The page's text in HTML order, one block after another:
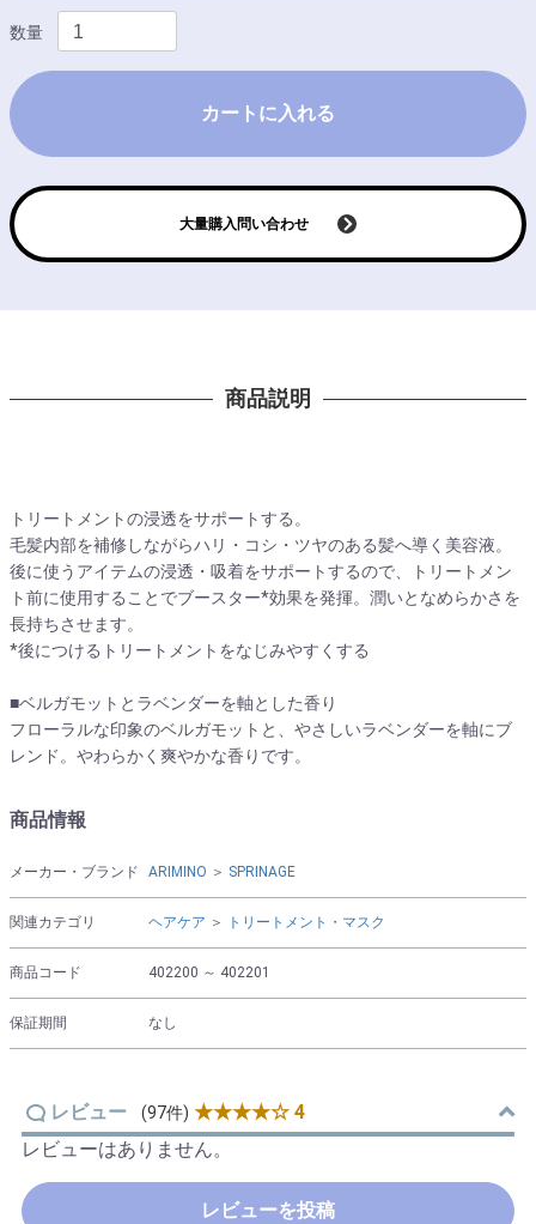
数量
カートに入れる
大量購入問い合わせ
商品説明
トリートメントの浸透をサポートする。
毛髪内部を補修しながらハリ・コシ・ツヤのある髪へ導く美容液。
後に使うアイテムの浸透・吸着をサポートするので、トリートメン
ト前に使用することでブースター*効果を発揮。潤いとなめらかさを
長持ちさせます。
*後につけるトリートメントをなじみやすくする
■ベルガモットとラベンダーを軸とした香り
フローラルな印象のベルガモットと、やさしいラベンダーを軸にブ
レンド。やわらかく爽やかな香りです。
商品情報
メーカー・ブランド ARIMINO ＞ SPRINAGE
関連カテゴリ ヘアケア ＞ トリートメント・マスク
商品コード 402200 ～ 402201
保証期間 なし
レビュー (97件) ★★★★☆ 4
レビューはありません。
レビューを投稿